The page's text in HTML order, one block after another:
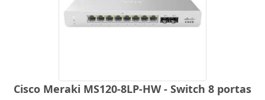
Cisco Meraki MS120-8LP-HW - Switch 8 portas